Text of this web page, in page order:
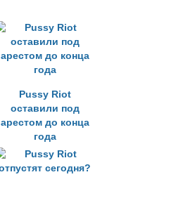
Pussy Riot
оставили под
арестом до конца
года